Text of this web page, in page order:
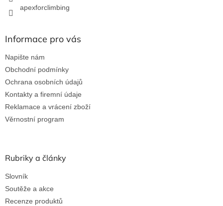
apexforclimbing
Informace pro vás
Napište nám
Obchodní podmínky
Ochrana osobních údajů
Kontakty a firemní údaje
Reklamace a vrácení zboží
Věrnostní program
Rubriky a články
Slovník
Soutěže a akce
Recenze produktů